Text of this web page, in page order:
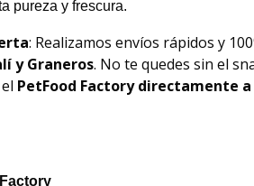
pureza y frescura.
: Realizamos envíos rápidos y
y Graneros. No te quedes sin el
PetFood Factorydirectamente